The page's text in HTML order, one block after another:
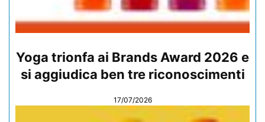
Yoga trionfa ai Brands Award 2026 e
si aggiudica ben tre riconoscimenti
17/07/2026